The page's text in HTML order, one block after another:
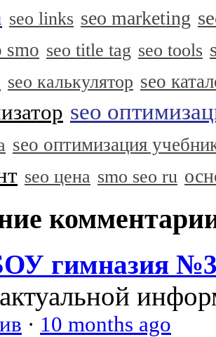
seo links seo marketing
smo seo title tag seo tools
seo калькулятор seo
seo
seo оптимизация
seo цена smo seo ru
гимназия №3
· 10 months ago